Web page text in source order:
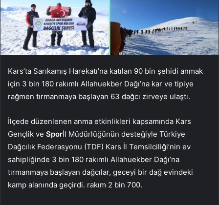
Kars’ta Sarıkamış Harekatı’na katılan 90 bin şehidi anmak
için 3 bin 180 rakımlı Allahuekber Dağı’na kar ve tipiye
rağmen tırmanmaya başlayan 63 dağcı zirveye ulaştı.
İlçede düzenlenen anma etkinlikleri kapsamında Kars
Gençlik ve Sporİl Müdürlüğünün desteğiyle Türkiye
Dağcılık Federasyonu (TDF) Kars İl Temsilciliği’nin ev
sahipliğinde 3 bin 180 rakımlı Allahuekber Dağı’na
tırmanmaya başlayan dağcılar, geceyi bir dağ evindeki
kamp alanında geçirdi. rakım 2 bin 700.